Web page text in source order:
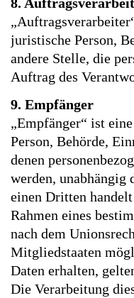
juristische Person,
andere Stelle, die
Auftrag des
9. Empfänger
„Empfänger“ ist
Person, Behörde,
denen
werden, unabhängig
einen Dritten
Rahmen eines
nach dem
Mitgliedstaaten
Daten erhalten,
Die Verarbeitung